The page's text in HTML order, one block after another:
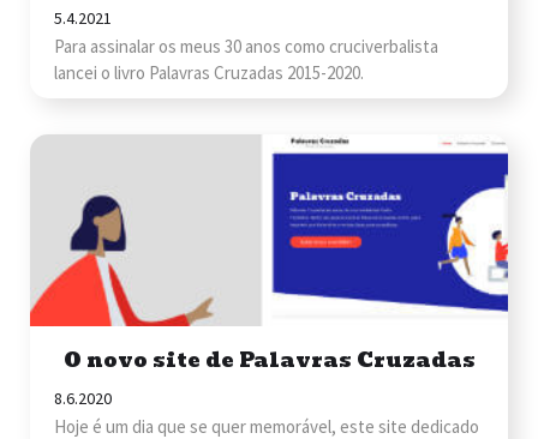
5.4.2021
Para assinalar os meus 30 anos como cruciverbalista
lancei o livro Palavras Cruzadas 2015-2020.
O novo site de Palavras Cruzadas
8.6.2020
Hoje é um dia que se quer memorável, este site dedicado